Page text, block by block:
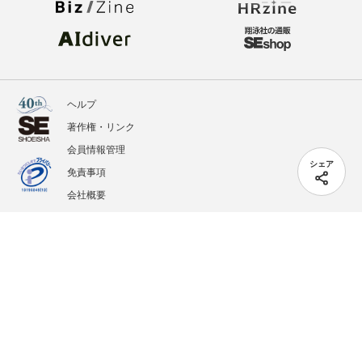
シェア
ヘルプ
著作権・リンク
会員情報管理
免責事項
会社概要